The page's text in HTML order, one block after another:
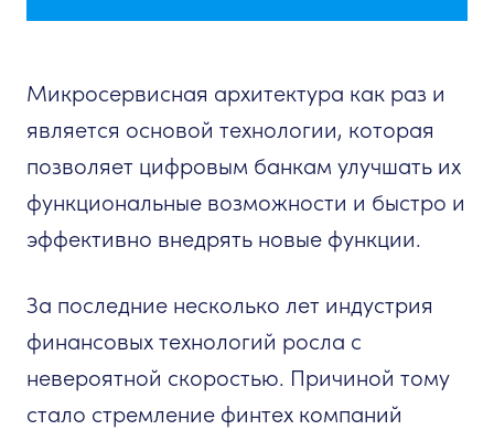
Микросервисная архитектура как раз и
является основой технологии, которая
позволяет цифровым банкам улучшать их
функциональные возможности и быстро и
эффективно внедрять новые функции.
За последние несколько лет индустрия
финансовых технологий росла с
невероятной скоростью. Причиной тому
стало стремление финтех компаний